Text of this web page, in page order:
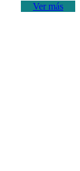
Ver más